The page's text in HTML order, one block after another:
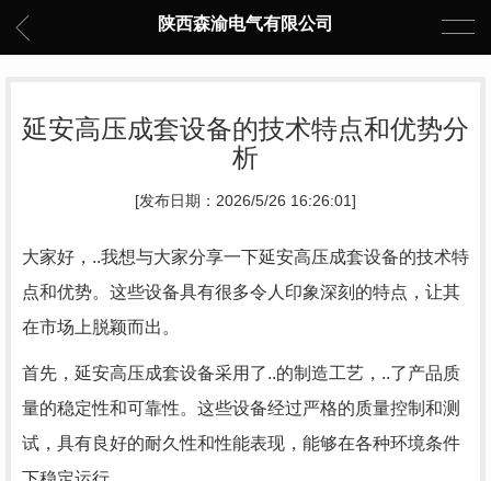
陕西森渝电气有限公司
延安高压成套设备的技术特点和优势分
析
[发布日期：2026/5/26 16:26:01]
大家好，..我想与大家分享一下延安高压成套设备的技术特
点和优势。这些设备具有很多令人印象深刻的特点，让其
在市场上脱颖而出。
首先，延安高压成套设备采用了..的制造工艺，..了产品质
量的稳定性和可靠性。这些设备经过严格的质量控制和测
试，具有良好的耐久性和性能表现，能够在各种环境条件